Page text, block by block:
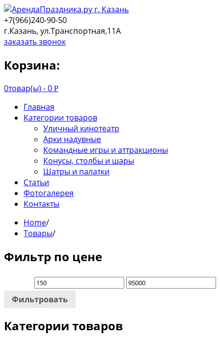
+7(966)240-90-50
г.Казань, ул.Транспортная,11А
заказать звонок
Корзина:
0товар(ы) -0 Р
Главная
Категории товаров
Уличный кинотеатр
Арки надувные
Командные игры и аттракционы
Конусы, столбы и шары
Шатры и палатки
Статьи
Фотогалерея
Контакты
Home/
Товары/
Фильтр по цене
Фильтровать
Категории товаров